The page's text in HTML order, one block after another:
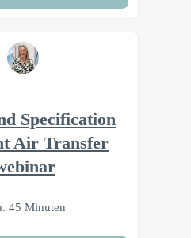
Specification
Air Transfer
45 Minuten